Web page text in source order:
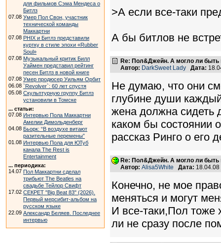
для фильмов Сэма Мендеса о
Битлз
07.08 Умер Пол Свон, участник
технической команды
Маккартни
07.08 PHIX и Битлз представили
куртку в стиле эпохи «Rubber
Soul»
07.08 Музыкальный критик Билл
Уаймен представил рейтинг
песен Битлз в новой книге
07.08 Умер продюсер Уильям Орбит
06.08 `Revolver`: 60 лет спустя
05.08 Скульптурную группу Битлз
установили в Томске
... статьи:
07.08 Интервью Пола Маккартни
Амелии Димольденберг
04.08 Бьорк: “В воздухе витают
разительные перемены”
01.08 Интервью Пола для ЮТуб
канала The Rest is
Entertainment
... периодика:
14.07 Пол Маккартни сделал
трибьют The Beatles на
свадьбе Тейлор Свифт
17.02 СЕКРЕТ "Big Beat 83" (2026).
Первый мерсибит-альбом на
русском языке
22.09 Александр Беляев. Последнее
интервью
>А если все-таки
А бы битлов не
Re: Пол&Джейн. А могло ли быть
Автор: DarkSweet Lady Дата:
Не думаю, что они
глубине души
жена должна сидеть
каком бы состоянии
рассказ Ринго о его
Re: Пол&Джейн. А могло ли быть
Автор: Alisa5White Дата:
Конечно, не мое
меняться и могут
И все-таки,Пол тоже
ли не сразу после